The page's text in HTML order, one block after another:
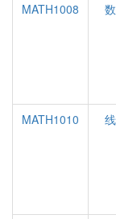
MATH1008
MATH1010